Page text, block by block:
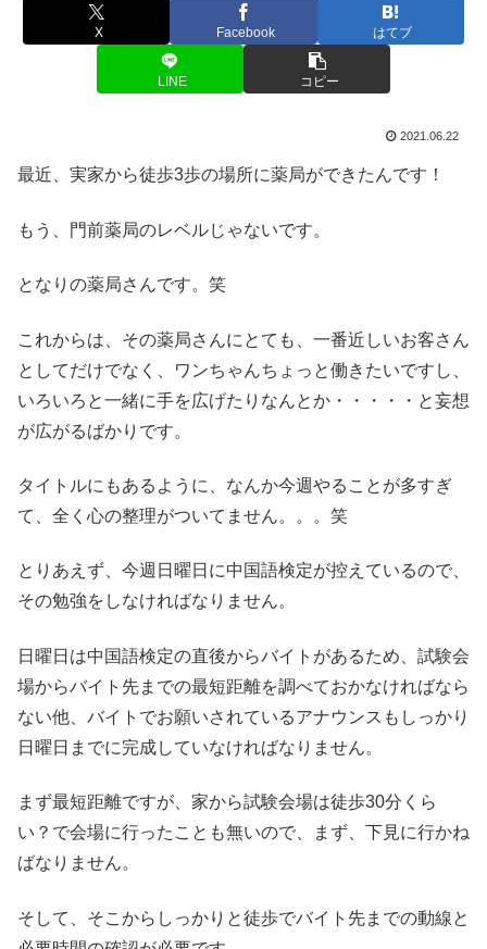
X Facebook はてブ
LINE コピー
2021.06.22
最近、実家から徒歩3歩の場所に薬局ができたんです！
もう、門前薬局のレベルじゃないです。
となりの薬局さんです。笑
これからは、その薬局さんにとても、一番近しいお客さん
としてだけでなく、ワンちゃんちょっと働きたいですし、
いろいろと一緒に手を広げたりなんとか・・・・・と妄想
が広がるばかりです。
タイトルにもあるように、なんか今週やることが多すぎ
て、全く心の整理がついてません。。。笑
とりあえず、今週日曜日に中国語検定が控えているので、
その勉強をしなければなりません。
日曜日は中国語検定の直後からバイトがあるため、試験会
場からバイト先までの最短距離を調べておかなければなら
ない他、バイトでお願いされているアナウンスもしっかり
日曜日までに完成していなければなりません。
まず最短距離ですが、家から試験会場は徒歩30分くら
い？で会場に行ったことも無いので、まず、下見に行かね
ばなりません。
そして、そこからしっかりと徒歩でバイト先までの動線と